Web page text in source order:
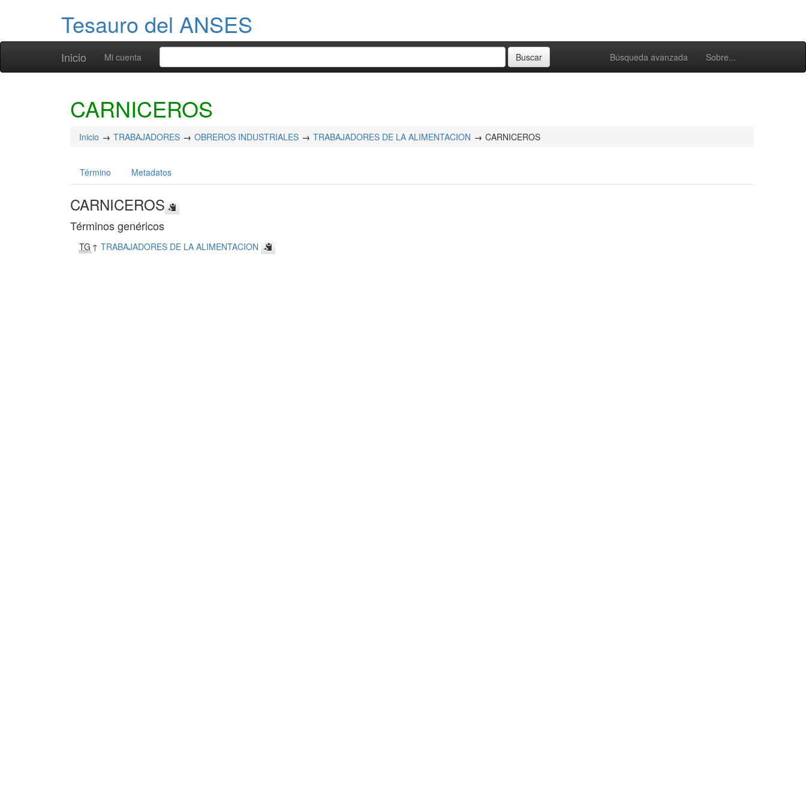
Tesauro del ANSES
Inicio Búsqueda avanzada Sobre...
Mi cuenta
CARNICEROS
Inicio TRABAJADORES OBREROS INDUSTRIALES TRABAJADORES DE LA ALIMENTACION CARNICEROS
Término Metadatos
CARNICEROS
Términos genéricos
TG ↑TRABAJADORES DE LA ALIMENTACION